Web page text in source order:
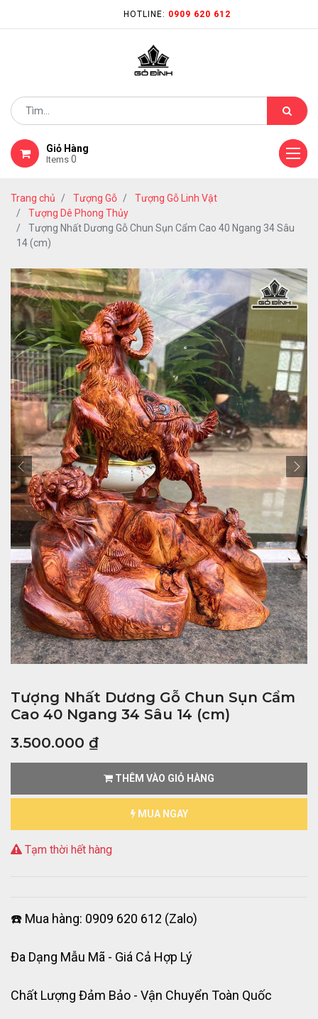
HOTLINE: 0909 620 612
Giỏ Hàng
Items 0
Trang chủ Tượng Gỗ
Tượng Gỗ Linh Vật
Tượng Dê Phong Thủy
Tượng Nhất Dương Gỗ Chun Sụn Cẩm Cao 40 Ngang 34 Sâu
14 (cm)
Tượng Nhất Dương Gỗ Chun Sụn Cẩm
Cao 40 Ngang 34 Sâu 14 (cm)
3.500.000 ₫
THÊM VÀO GIỎ HÀNG
MUA NGAY
Tạm thời hết hàng
☎️ Mua hàng: 0909 620 612 (Zalo)
Đa Dạng Mẫu Mã - Giá Cả Hợp Lý
Chất Lượng Đảm Bảo - Vận Chuyển Toàn Quốc